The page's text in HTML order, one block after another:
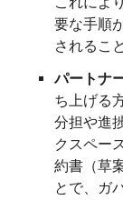
要な手順
されるこ
パートナ
ち上げる
分担や進
クスペー
約書（草
とで、ガ